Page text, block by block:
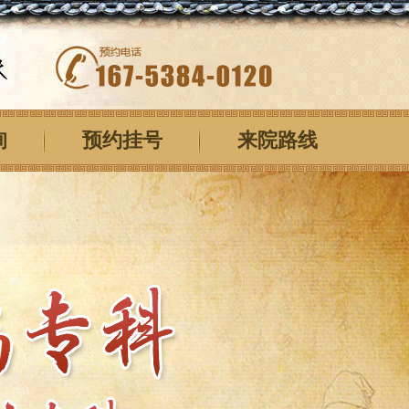
预约挂号 来院路线